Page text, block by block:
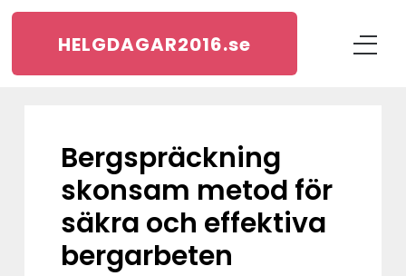
HELGDAGAR2016.se
Bergspräckning
skonsam metod för
säkra och effektiva
bergarbeten